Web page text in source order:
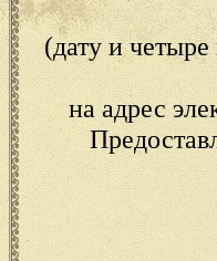
(дату и
на адрес